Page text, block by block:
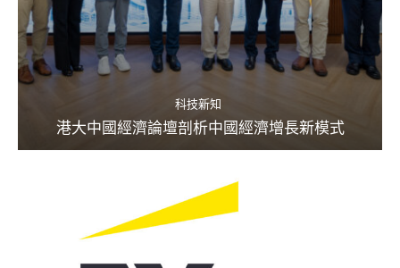
科技新知
港大中國經濟論壇剖析中國經濟增長新模式